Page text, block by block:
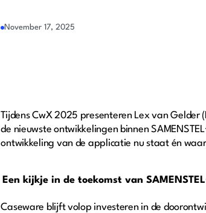
November 17, 2025
Tijdens CwX 2025 presenteren Lex van Gelder
de nieuwste ontwikkelingen binnen
ontwikkeling van de applicatie nu staat én
Een kijkje in de toekomst van
Caseware blijft volop investeren in de